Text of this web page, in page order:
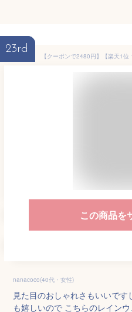
23rd
この商品を
nanacoco(40代・女性)
見た目のおしゃれさもいいで
も嬉しいので こちらのレイン